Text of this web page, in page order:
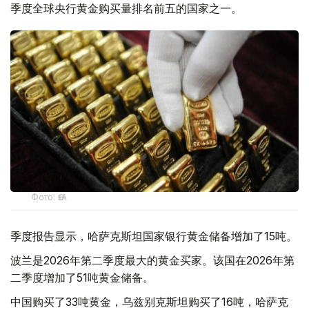
季度全球央行黄金购买量排名前五的国家之一。
Фото: ӨзА
季度报告显示，哈萨克斯坦国家银行黄金储备增加了15吨。
波兰是2026年第二季度最大的黄金买家。该国在2026年第
二季度增加了51吨黄金储备。
中国购买了33吨黄金，乌兹别克斯坦购买了16吨，哈萨克